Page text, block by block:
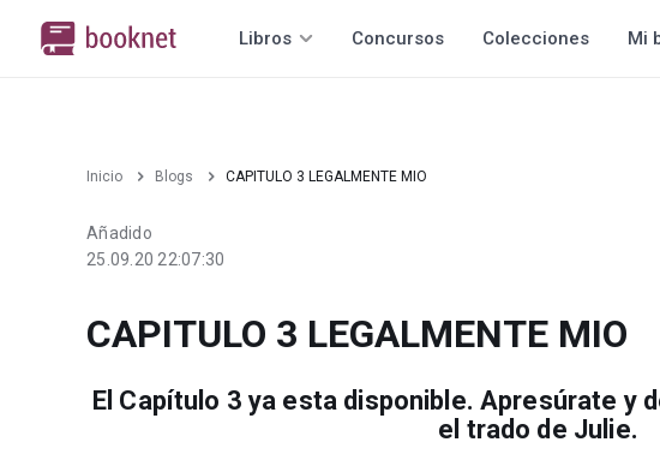
Libros Concursos Colecciones Mi
Inicio Blogs CAPITULO 3 LEGALMENTE MIO
Añadido
25.09.20 22:07:30
CAPITULO 3 LEGALMENTE MIO
El Capítulo 3 ya esta disponible. Apresúrate y
el trado de Julie.